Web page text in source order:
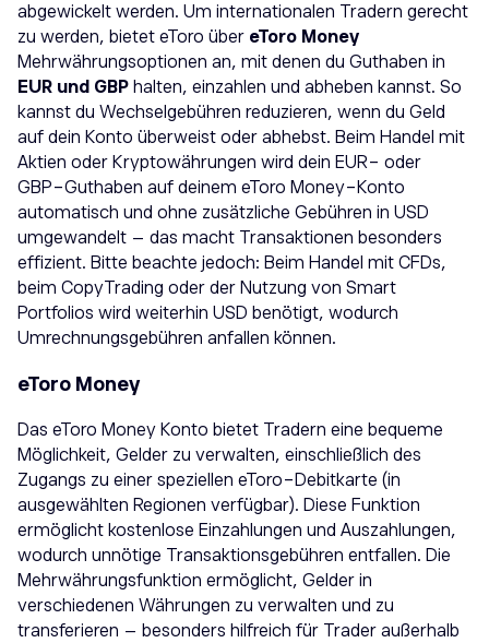
abgewickelt werden. Um internationalen Tradern gerecht
zu werden, bietet eToro über eToro Money
Mehrwährungsoptionen an, mit denen du Guthaben in
EUR und GBP halten, einzahlen und abheben kannst. So
kannst du Wechselgebühren reduzieren, wenn du Geld
auf dein Konto überweist oder abhebst. Beim Handel mit
Aktien oder Kryptowährungen wird dein EUR- oder
GBP-Guthaben auf deinem eToro Money-Konto
automatisch und ohne zusätzliche Gebühren in USD
umgewandelt – das macht Transaktionen besonders
effizient. Bitte beachte jedoch: Beim Handel mit CFDs,
beim CopyTrading oder der Nutzung von Smart
Portfolios wird weiterhin USD benötigt, wodurch
Umrechnungsgebühren anfallen können.
eToro Money
Das eToro Money Konto bietet Tradern eine bequeme
Möglichkeit, Gelder zu verwalten, einschließlich des
Zugangs zu einer speziellen eToro-Debitkarte (in
ausgewählten Regionen verfügbar). Diese Funktion
ermöglicht kostenlose Einzahlungen und Auszahlungen,
wodurch unnötige Transaktionsgebühren entfallen. Die
Mehrwährungsfunktion ermöglicht, Gelder in
verschiedenen Währungen zu verwalten und zu
transferieren – besonders hilfreich für Trader außerhalb